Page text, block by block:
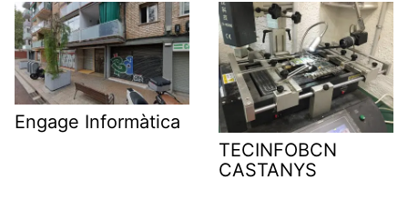
Engage Informàtica
TECINFOBCN
CASTANYS